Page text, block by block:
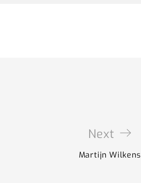
Next
Martijn Wilkens